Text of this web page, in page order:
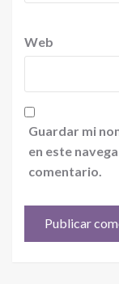
Web
Guardar mi
en este
comentario.